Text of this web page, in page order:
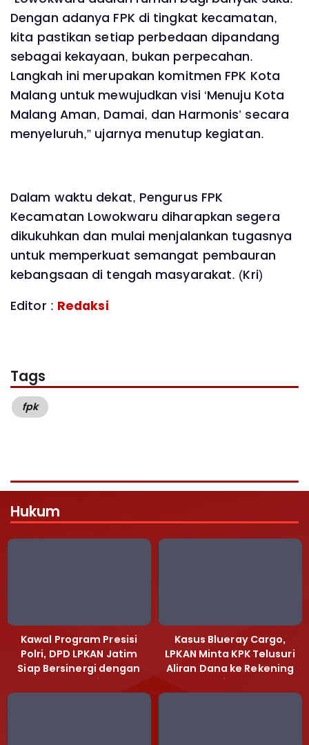
Dengan adanya FPK di tingkat kecamatan,
kita pastikan setiap perbedaan dipandang
sebagai kekayaan, bukan perpecahan.
Langkah ini merupakan komitmen FPK Kota
Malang untuk mewujudkan visi ‘Menuju Kota
Malang Aman, Damai, dan Harmonis’ secara
menyeluruh,” ujarnya menutup kegiatan.
Dalam waktu dekat, Pengurus FPK
Kecamatan Lowokwaru diharapkan segera
dikukuhkan dan mulai menjalankan tugasnya
untuk memperkuat semangat pembauran
kebangsaan di tengah masyarakat. (Kri)
Editor : Redaksi
Tags
fpk
Hukum
Kawal Program Presisi
Polri, DPD LPKAN Jatim
Siap Bersinergi dengan
Polda Jatim
Kasus Blueray Cargo,
LPKAN Minta KPK Telusuri
Aliran Dana ke Rekening
Heri Black